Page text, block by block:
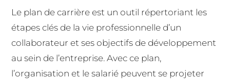
Le plan de carrière est un outil répertoriant les
étapes clés de la vie professionnelle d’un
collaborateur et ses objectifs de développement
au sein de l’entreprise. Avec ce plan,
l’organisation et le salarié peuvent se projeter